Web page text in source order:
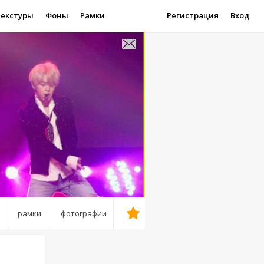
Фоны Рамки Регистрация Вход
рамки фотографии